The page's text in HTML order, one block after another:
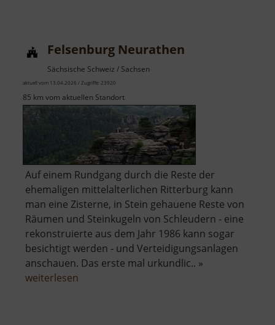
Felsenburg Neurathen
Sächsische Schweiz / Sachsen
aktuell vom 13.04.2026 / Zugriffe: 23920
85 km vom aktuellen Standort
Auf einem Rundgang durch die Reste der
ehemaligen mittelalterlichen Ritterburg kann
man eine Zisterne, in Stein gehauene Reste von
Räumen und Steinkugeln von Schleudern - eine
rekonstruierte aus dem Jahr 1986 kann sogar
besichtigt werden - und Verteidigungsanlagen
anschauen. Das erste mal urkundlic.. »
weiterlesen